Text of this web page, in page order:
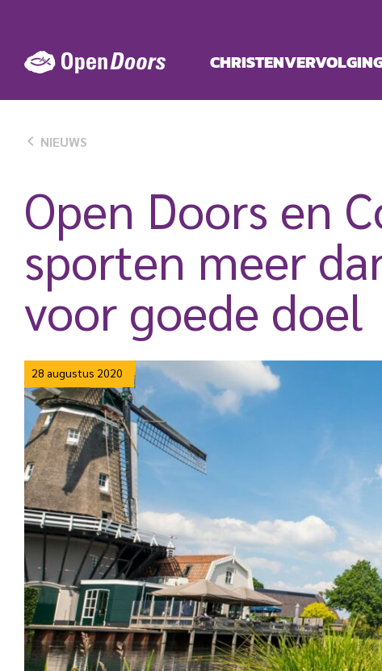
inhoud
NIEUWS
Open Doors en
sporten meer
voor goede doel
28 augustus 2020